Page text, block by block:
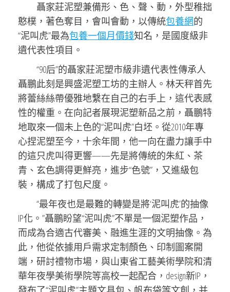
聶家莊泥塑兼備形、色、聲、動，外型稚拙
憨樸，著色奪目，會叫會動，以傳統包養網的
“泥叫虎”最為包養一個月價錢知名，是國度級非
遺代表性項目。
“90后”的聶家莊泥塑市級非遺代表性傳承人
聶鵬此刻是興盛泥塑工坊的主辦人。林天秤首先
將蕾絲絲帶優雅地繫在自己的右手上，這代表感
性的權重。在向記者展現泥塑新品之前，聶鵬特
地取來一個未上色的“泥叫虎”白坯。從2010年專
心捏泥塑至今，十余年間，他一向在盡力讓手中
的這只虎叫得更響——先是將傳統的朱紅、茶
青、玄色調得更鮮亮，進步“色號”，又進級包
裝，構成了打包尺度。
“最年夜也是最難的轉變是將‘泥叫虎’的抽像
IP化。”聶鵬盼望“泥叫虎”不單是一個泥塑作品，
而成為合適古代審美、融進生涯的文明抽像。為
此，他從依據用戶需求定制顏色、印制圖案開
端，研討禮物市場，與山東省工藝美術學院和清
華年夜學美術學院等高校一起配合，design新IP，